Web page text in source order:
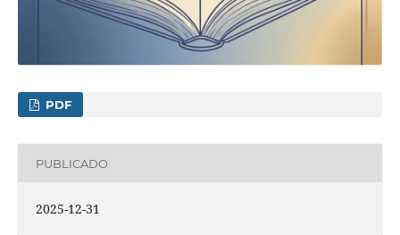
PDF
PUBLICADO
2025-12-31